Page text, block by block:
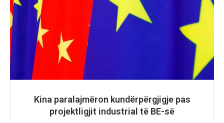
Kina paralajmëron kundërpërgjigje pas
projektligjit industrial të BE-së